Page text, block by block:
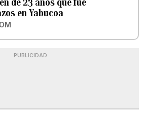
de 23 años que fue
en Yabucoa
PUBLICIDAD